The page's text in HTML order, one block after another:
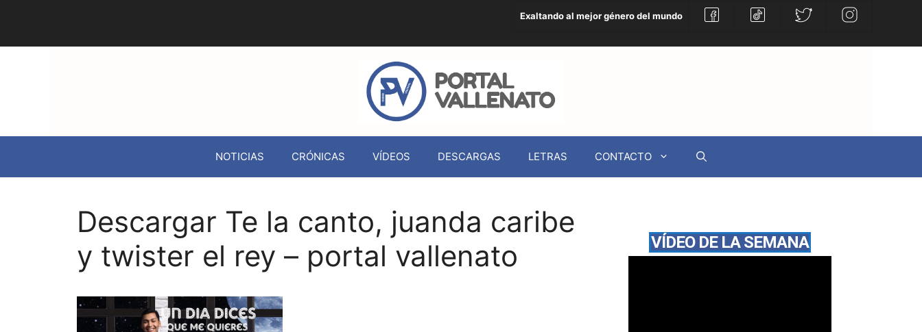
Exaltando al mejor género del mundo
NOTICIAS CRÓNICAS VÍDEOS DESCARGAS LETRAS CONTACTO
Descargar Te la canto, juanda caribe
y twister el rey – portal vallenato
VÍDEO DE LA SEMANA